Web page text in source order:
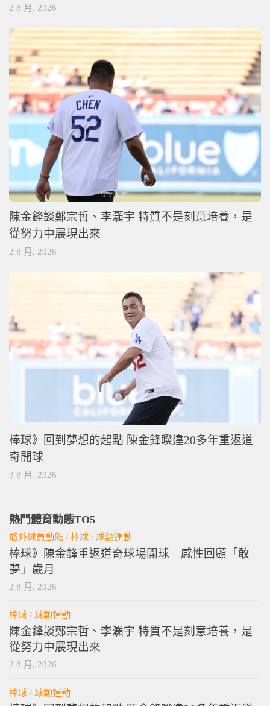
2 8 月, 2026
陳金鋒談鄭宗哲、李灝宇 特質不是刻意培養，是
從努力中展現出來
2 8 月, 2026
棒球》回到夢想的起點 陳金鋒睽違20多年重返道
奇開球
3 8 月, 2026
熱門體育動態TO5
旅外球員動態 / 棒球 / 球類運動
棒球》陳金鋒重返道奇球場開球 感性回顧「敢
夢」歲月
2 8 月, 2026
棒球 / 球類運動
陳金鋒談鄭宗哲、李灝宇 特質不是刻意培養，是
從努力中展現出來
2 8 月, 2026
棒球 / 球類運動